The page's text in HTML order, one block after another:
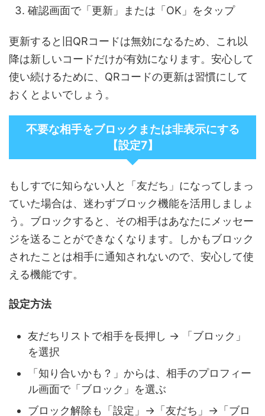
確認画面で「更新」または「OK」をタップ
更新すると旧QRコードは無効になるため、これ以
降は新しいコードだけが有効になります。安心して
使い続けるために、QRコードの更新は習慣にして
おくとよいでしょう。
不要な相手をブロックまたは非表示にする
【設定7】
もしすでに知らない人と「友だち」になってしまっ
ていた場合は、迷わずブロック機能を活用しましょ
う。ブロックすると、その相手はあなたにメッセー
ジを送ることができなくなります。しかもブロック
されたことは相手に通知されないので、安心して使
える機能です。
設定方法
友だちリストで相手を長押し → 「ブロック」
を選択
「知り合いかも？」からは、相手のプロフィー
ル画面で「ブロック」を選ぶ
ブロック解除も「設定」→「友だち」→「ブロ